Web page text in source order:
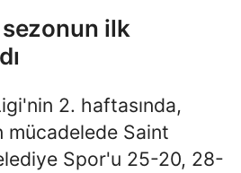
ilk
2. haftasında,
mücadelede Saint
Spor'u 25-20, 28-